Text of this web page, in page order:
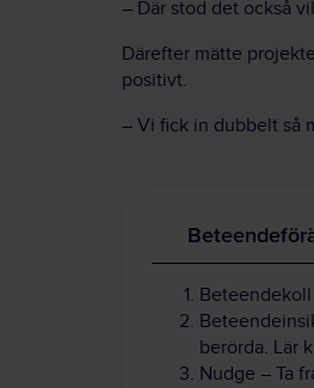
– Där stod det också
Därefter mätte
positivt.
– Vi fick in dubbelt så
berörda. Lär
Nudge – Ta